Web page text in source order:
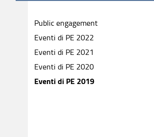
Public engagement
Eventi di PE 2022
Eventi di PE 2021
Eventi di PE 2020
Eventi di PE 2019